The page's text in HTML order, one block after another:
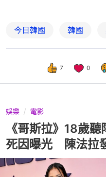
今日韓國 韓國
7 0
娛樂 電影
《哥斯拉》18歲
死因曝光 陳法拉